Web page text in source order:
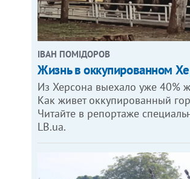
ІВАН ПОМІДОРОВ
Жизнь в оккупированном
Из Херсона выехало уже 40%
Как живет оккупированный
Читайте в репортаже
LB.ua.